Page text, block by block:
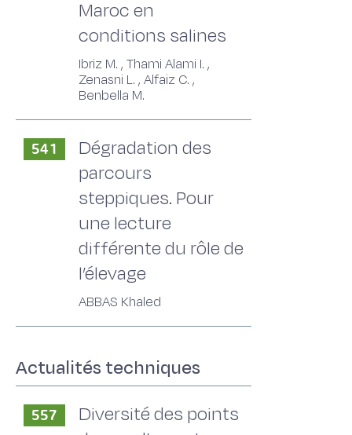
Maroc en
conditions salines
Ibriz M. , Thami Alami I. ,
Zenasni L. , Alfaiz C. ,
Benbella M.
541
Dégradation des
parcours
steppiques. Pour
une lecture
différente du rôle de
l’élevage
ABBAS Khaled
Actualités techniques
557
Diversité des points